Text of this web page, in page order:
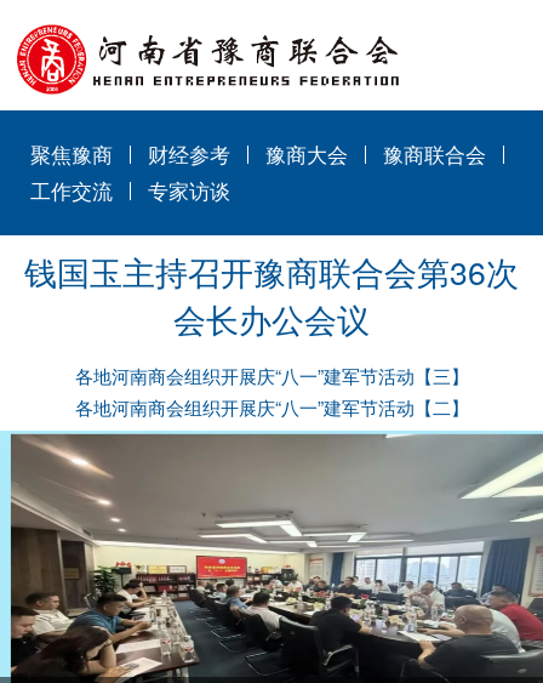
聚焦豫商 财经参考 豫商大会
豫商联合会
工作交流
专家访谈
钱国玉主持召开豫商联合会第36次
会长办公会议
各地河南商会组织开展庆“八一”建军节活动【三】
各地河南商会组织开展庆“八一”建军节活动【二】